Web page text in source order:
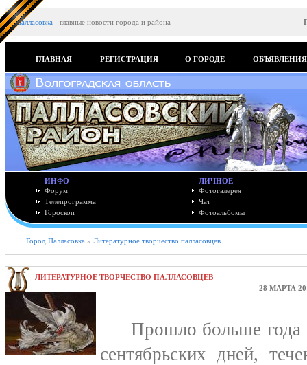
Палласовка - главные новости города и района
ГЛАВНАЯ РЕГИСТРАЦИЯ О ГОРОДЕ ОБЪЯВЛЕНИЯ
ИНФО
Форум
Телепрограмма
Гороскоп
ЛИЧНОЕ
Фотогалерея
Чат
Фотоальбомы
Город Палласовка » Литературное творчество палласовцев
ЛИТЕРАТУРНОЕ ТВОРЧЕСТВО ПАЛЛАСОВЦЕВ
28 МАРТА
Прошло больше года
сентябрьских дней,